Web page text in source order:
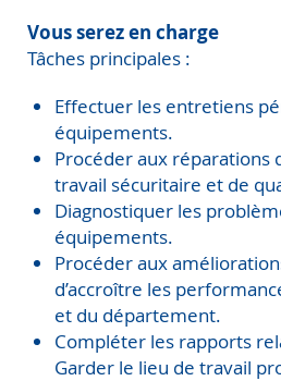
Vous serez en charge
Tâches principales :
Effectuer les entretiens
équipements.
Procéder aux réparations
travail sécuritaire et de
Diagnostiquer les
équipements.
Procéder aux
d’accroître les
et du département.
Compléter les rapports
Garder le lieu de travail